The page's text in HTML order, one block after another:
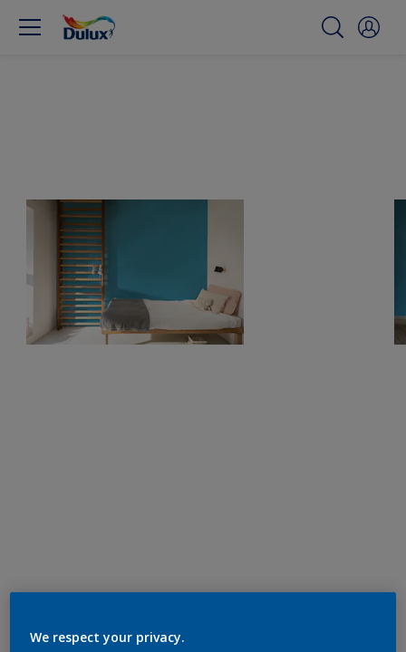
We respect your privacy.